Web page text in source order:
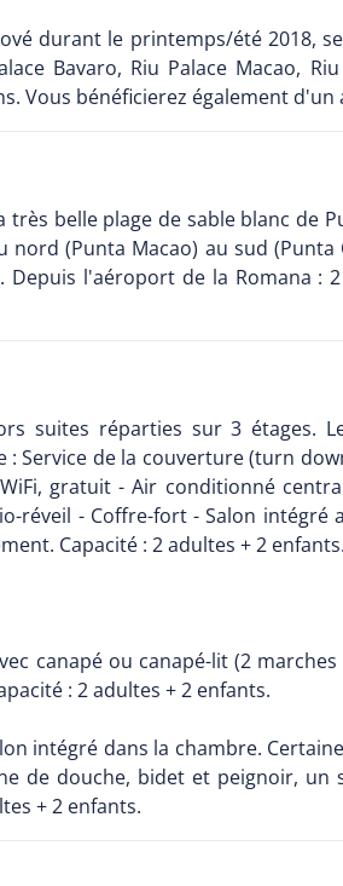
durant le printemps/été 2018,
Bavaro, Riu Palace Macao,
Vous bénéficierez également
belle plage de sable blanc de
(Punta Macao) au sud
l'aéroport de la Romana :
suites réparties sur 3 étages.
Service de la couverture (turn
gratuit - Air conditionné
réveil - Coffre-fort - Salon
Capacité : 2 adultes + 2
canapé ou canapé-lit (2
: 2 adultes + 2 enfants.
intégré dans la chambre.
de douche, bidet et peignoir,
+ 2 enfants.